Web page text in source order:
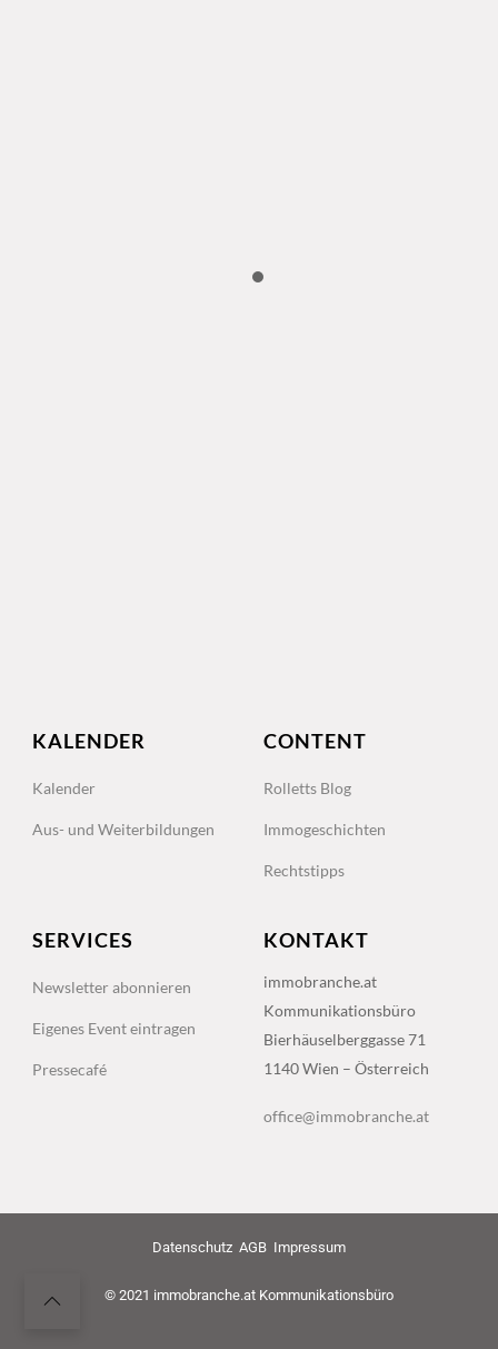
KALENDER
Kalender
Aus- und Weiterbildungen
CONTENT
Rolletts Blog
Immogeschichten
Rechtstipps
SERVICES
Newsletter abonnieren
Eigenes Event eintragen
Pressecafé
KONTAKT
immobranche.at
Kommunikationsbüro
Bierhäuselberggasse 71
1140 Wien – Österreich
office@immobranche.at
Datenschutz AGB Impressum
© 2021 immobranche.at Kommunikationsbüro